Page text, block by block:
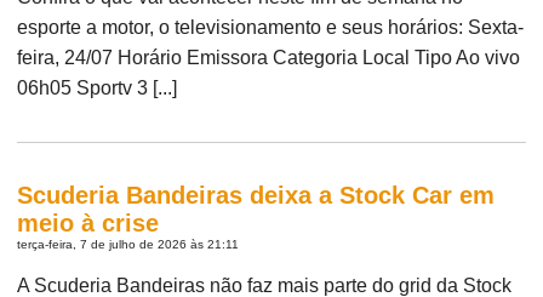
esporte a motor, o televisionamento e seus horários: Sexta-
feira, 24/07 Horário Emissora Categoria Local Tipo Ao vivo
06h05 Sportv 3 [...]
Scuderia Bandeiras deixa a Stock Car em
meio à crise
terça-feira, 7 de julho de 2026 às 21:11
A Scuderia Bandeiras não faz mais parte do grid da Stock